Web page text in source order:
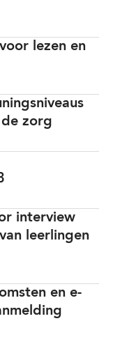
lezen en
zorg
interview
leerlingen
en e-